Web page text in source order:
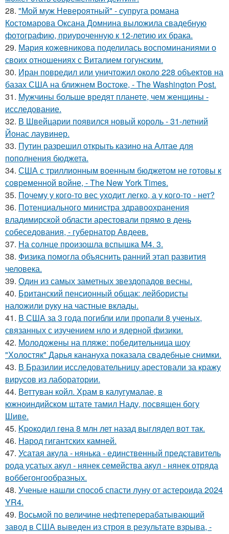
28. "Мой муж Невероятный" - супруга романа
Костомарова Оксана Домнина выложила свадебную
фотографию, приуроченную к 12-летию их брака.
29. Мария кожевникова поделилась воспоминаниями о
своих отношениях с Виталием гогунским.
30. Иран повредил или уничтожил около 228 объектов на
базах США на ближнем Востоке, - The Washington Post.
31. Мужчины больше вредят планете, чем женщины -
исследование.
32. В Швейцарии появился новый король - 31-летний
Йонас лаувинер.
33. Путин разрешил открыть казино на Алтае для
пополнения бюджета.
34. США с триллионным военным бюджетом не готовы к
современной войне, - The New York Times.
35. Почему у кого-то вес уходит легко, а у кого-то - нет?
36. Потенциального министра здравоохранения
владимирской области арестовали прямо в день
собеседования, - губернатор Авдеев.
37. На солнце произошла вспышка M4. 3.
38. Физика помогла объяснить ранний этап развития
человека.
39. Один из самых заметных звездопадов весны.
40. Британский пенсионный общак: лейбористы
наложили руку на частные вклады.
41. В США за 3 года погибли или пропали 8 ученых,
связанных с изучением нло и ядерной физики.
42. Молодожены на пляже: победительница шоу
"Холостяк" Дарья канануха показала свадебные снимки.
43. В Бразилии исследовательницу арестовали за кражу
вирусов из лаборатории.
44. Веттуван койл. Храм в калугумалае, в
южноиндийском штате тамил Наду, посвящен богу
Шиве.
45. Kpoкoдил гeна 8 млн лет назад выглядел вот так.
46. Народ гигантских камней.
47. Усатая акула - нянька - единственный представитель
рода усатых акул - нянек семейства акул - нянек отряда
воббегонгообразных.
48. Ученые нашли способ спасти луну от астероида 2024
YR4.
49. Восьмой по величине нефтеперерабатывающий
завод в США выведен из строя в результате взрыва, -